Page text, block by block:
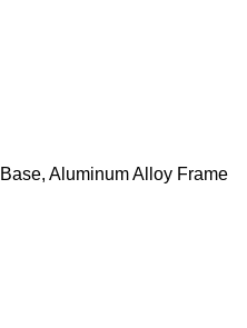
Aluminum Alloy Frame